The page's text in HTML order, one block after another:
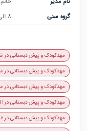
گروه سنی
۸ الی ۱۶
مهدکودک و پیش دبستانی در
مهدکودک و پیش دبستانی در
مهدکودک و پیش دبستانی در منطقه ۱
مهدکودک و پیش دبستانی در
مهدکودک و پیش دبستانی در